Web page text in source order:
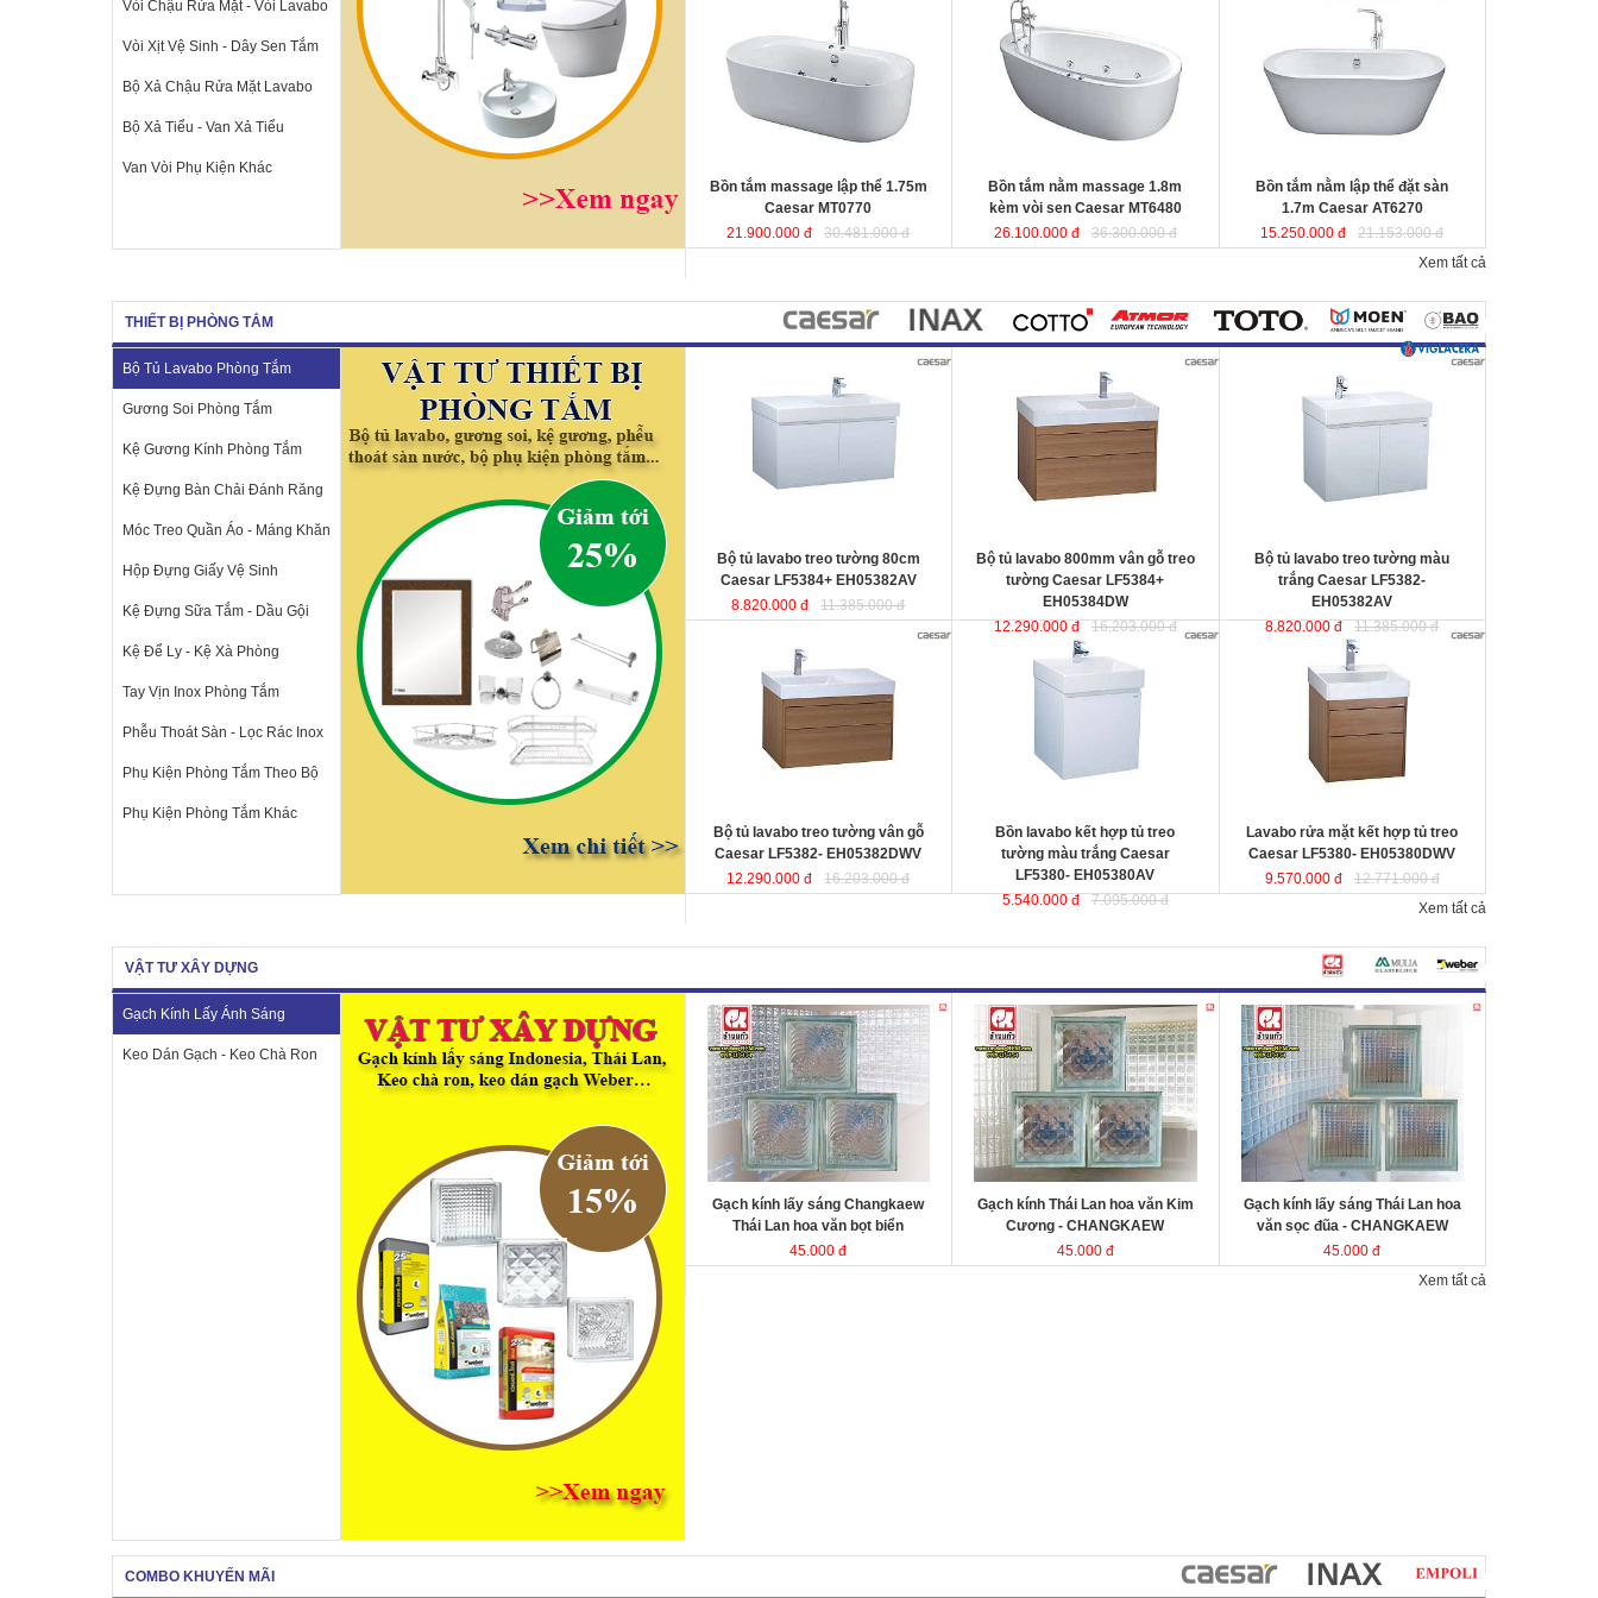
Vòi Chậu Rửa Mặt - Vòi Lavabo
Vòi Xịt Vệ Sinh - Dây Sen Tắm
Bộ Xả Chậu Rửa Mặt Lavabo
Bộ Xả Tiểu - Van Xả Tiểu
Van Vòi Phụ Kiện Khác
được sản xuất từ
sợi nhựa tổng hợp Acrylic có độ bền
cao, không bị ngả màu, chịu được
mọi nguồn nước, khó bể vỡ. Bề mặt
láng mịn dễ dàng vệ sinh.
Kích thước: 175x80x60 cm.
Bồn tắm massage lập thể 1.75m
Caesar MT0770
21.900.000 đ
30.481.000 đ
vòi sen Caesar MT6480
xuất từ sợi nhựa tổng hợp Acrylic
có độ bền cao, không bị ngả màu,
chịu được mọi nguồn nước, khó bể
vỡ. Bề mặt b
láng mịn dễ dàng vệ
c: 180x95x65 cm.
Bồn tắm nằm massage 1.8m
kèm vòi sen Caesar MT6480
26.100.000 đ
36.300.000 đ
được sản xuất từ sợi
nhựa tổng hợp Acrylic có độ bền cao,
không bị ngả màu, chịu được mọi
nguồn nước, khó bể vỡ. Bề mặt
láng mịn dễ dàng vệ sinh.
Kích thước
: 170x87x60 cm
Bồn tắm nằm lập thể đặt sàn
1.7m Caesar AT6270
15.250.000 đ
21.153.000 đ
Xem tất cả
THIẾT BỊ PHÒNG TẮM
Bộ Tủ Lavabo Phòng Tắm
Gương Soi Phòng Tắm
Kệ Gương Kính Phòng Tắm
Kệ Đựng Bàn Chải Đánh Răng
Móc Treo Quần Áo - Máng Khăn
Hộp Đựng Giấy Vệ Sinh
Kệ Đựng Sữa Tắm - Dầu Gội
Kệ Để Ly - Kệ Xà Phòng
Tay Vịn Inox Phòng Tắm
Phễu Thoát Sàn - Lọc Rác Inox
Phụ Kiện Phòng Tắm Theo Bộ
Phụ Kiện Phòng Tắm Khác
Caesar LF5384+ EH05382AV
thiết kế đầy cảm hứng và sáng tạo
theo phong cách tối giản hiện đại.
không gian phòng tắm.
Bộ tủ lavabo treo tường 80cm
Caesar LF5384+ EH05382AV
8.820.000 đ
11.385.000 đ
Bộ tủ lavabo 800mm vân gỗ treo
tường Caesar LF5384+
EH05384DW
được thiết kế đầy cảm
hứng và sáng tạo theo phong cách
tối giản hiện đại. Thể hiện chất lượng
thẩm mỹ của không gian phòng tắm.
KT lavabo: 500x800x100 mm.
Bộ tủ lavabo 800mm vân gỗ treo
tường Caesar LF5384+
EH05384DW
12.290.000 đ
16.203.000 đ
Bộ tủ lavabo treo tường màu trắng
Caesar LF5382- EH05382AV
thiết kế đầy cảm hứng và sáng tạo
theo phong cách tối giản hiện đại.
: 500x800x100 mm.
Bộ tủ lavabo treo tường màu
trắng Caesar LF5382-
EH05382AV
8.820.000 đ
11.385.000 đ
Caesar LF5382-
EH05382DWV đ
ược thiết kế đầy cảm
hứng và sáng tạo theo phong cách
tối giản hiện đại. Thể hiện chất lượng
thẩm mỹ của không gian phòng tắm.
: 500x800x100 mm.
Bộ tủ lavabo treo tường vân gỗ
Caesar LF5382- EH05382DWV
12.290.000 đ
16.203.000 đ
Bồn lavabo kết hợp tủ treo tường
màu trắng Caesar LF5380-
EH05380AV
ược thiết kế đầy cảm
: 500x500x100 mm.
Bồn lavabo kết hợp tủ treo
tường màu trắng Caesar
LF5380- EH05380AV
5.540.000 đ
7.095.000 đ
Lavabo rửa mặt kết hợp tủ treo
Caesar LF5380- EH05380DWV
ược thiết kế đầy cảm hứng và sáng
tạo theo phong cách tối giản hiện
đại. Thể hiện chất lượng thẩm mỹ
của không gian phòng tắm.
: 500x500x100 mm.
Lavabo rửa mặt kết hợp tủ treo
Caesar LF5380- EH05380DWV
9.570.000 đ
12.771.000 đ
Xem tất cả
VẬT TƯ XÂY DỰNG
Gạch Kính Lấy Ánh Sáng
Keo Dán Gạch - Keo Chà Ron
Gạch kính lấy sáng Changkaew
gạch
kính Thái Lan
Kích thước
Đóng gói
Gạch kính lấy sáng Changkaew
Thái Lan hoa văn bọt biển
45.000 đ
Gạch kính lấy sángChangkaew
gạch
kính Thái Lan
Kích thước
Đóng gói
Gạch kính Thái Lan hoa văn Kim
Cương - CHANGKAEW
45.000 đ
Gạch kính lấy sáng Changkaew
gạch
kính Thái Lan
Kích thước
Đóng gói
Gạch kính lấy sáng Thái Lan hoa
văn sọc đũa - CHANGKAEW
45.000 đ
Xem tất cả
COMBO KHUYẾN MÃI